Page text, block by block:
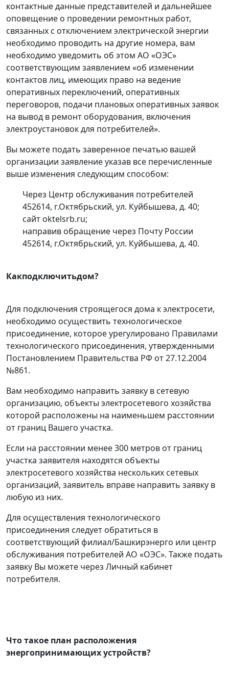
контактные данные представителей и дальнейшее
оповещение о проведении ремонтных работ,
связанных с отключением электрической энергии
необходимо проводить на другие номера, вам
необходимо уведомить об этом АО «ОЭС»
соответствующим заявлением «об изменении
контактов лиц, имеющих право на ведение
оперативных переключений, оперативных
переговоров, подачи плановых оперативных заявок
на вывод в ремонт оборудования, включения
электроустановок для потребителей».
Вы можете подать заверенное печатью вашей
организации заявление указав все перечисленные
выше изменения следующим способом:
Через Центр обслуживания потребителей
452614, г.Октябрьский, ул. Куйбышева, д. 40;
сайт oktelsrb.ru;
направив обращение через Почту России
452614, г.Октябрьский, ул. Куйбышева, д. 40.
Какподключитьдом?
Для подключения строящегося дома к электросети,
необходимо осуществить технологическое
присоединение, которое урегулировано Правилами
технологического присоединения, утвержденными
Постановлением Правительства РФ от 27.12.2004
№861.
Вам необходимо направить заявку в сетевую
организацию, объекты электросетевого хозяйства
которой расположены на наименьшем расстоянии
от границ Вашего участка.
Если на расстоянии менее 300 метров от границ
участка заявителя находятся объекты
электросетевого хозяйства нескольких сетевых
организаций, заявитель вправе направить заявку в
любую из них.
Для осуществления технологического
присоединения следует обратиться в
соответствующий филиал/Башкирэнерго или центр
обслуживания потребителей АО «ОЭС». Также подать
заявку Вы можете через Личный кабинет
потребителя.
Что такое план расположения
энергопринимающих устройств?